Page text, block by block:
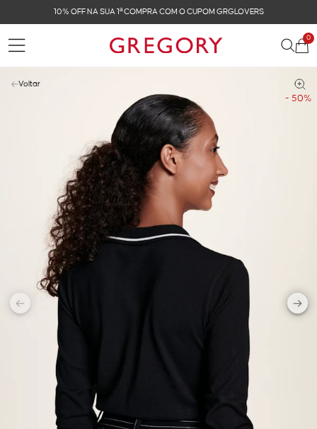
GRGLOVERS FRETE GRÁTIS NAS COMPRAS
0
- 50%
Voltar